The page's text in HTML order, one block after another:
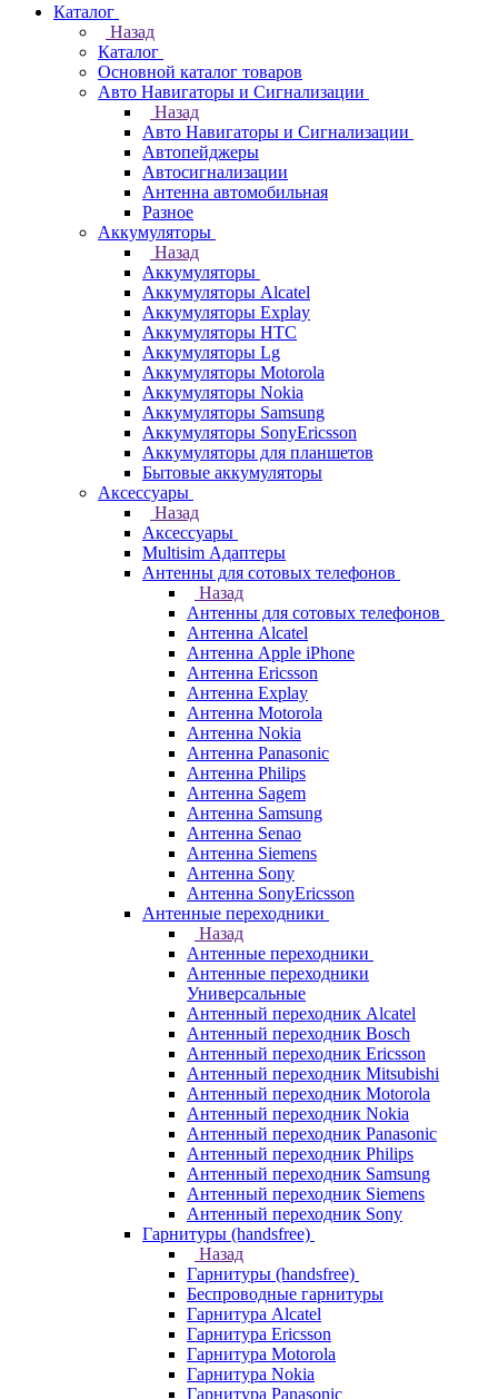
Каталог
Назад
Каталог
Основной каталог товаров
Авто Навигаторы и Сигнализации
Назад
Авто Навигаторы и Сигнализации
Автопейджеры
Автосигнализации
Антенна автомобильная
Разное
Аккумуляторы
Назад
Аккумуляторы
Аккумуляторы Alcatel
Аккумуляторы Explay
Аккумуляторы HTC
Аккумуляторы Lg
Аккумуляторы Motorola
Аккумуляторы Nokia
Аккумуляторы Samsung
Аккумуляторы SonyEricsson
Аккумуляторы для планшетов
Бытовые аккумуляторы
Аксессуары
Назад
Аксессуары
Multisim Адаптеры
Антенны для сотовых телефонов
Назад
Антенны для сотовых телефонов
Антенна Alcatel
Антенна Apple iPhone
Антенна Ericsson
Антенна Explay
Антенна Motorola
Антенна Nokia
Антенна Panasonic
Антенна Philips
Антенна Sagem
Антенна Samsung
Антенна Senao
Антенна Siemens
Антенна Sony
Антенна SonyEricsson
Антенные переходники
Назад
Антенные переходники
Антенные переходники
Универсальные
Антенный переходник Alcatel
Антенный переходник Bosch
Антенный переходник Ericsson
Антенный переходник Mitsubishi
Антенный переходник Motorola
Антенный переходник Nokia
Антенный переходник Panasonic
Антенный переходник Philips
Антенный переходник Samsung
Антенный переходник Siemens
Антенный переходник Sony
Гарнитуры (handsfree)
Назад
Гарнитуры (handsfree)
Беспроводные гарнитуры
Гарнитура Alcatel
Гарнитура Ericsson
Гарнитура Motorola
Гарнитура Nokia
Гарнитура Panasonic